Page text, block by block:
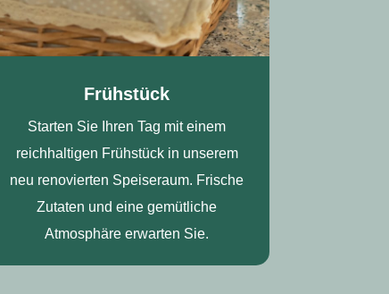
Frühstück
Starten Sie Ihren Tag mit einem
reichhaltigen Frühstück in unserem
neu renovierten Speiseraum. Frische
Zutaten und eine gemütliche
Atmosphäre erwarten Sie.